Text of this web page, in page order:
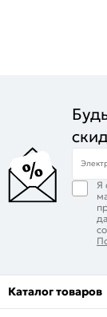
Я
Каталог товаров